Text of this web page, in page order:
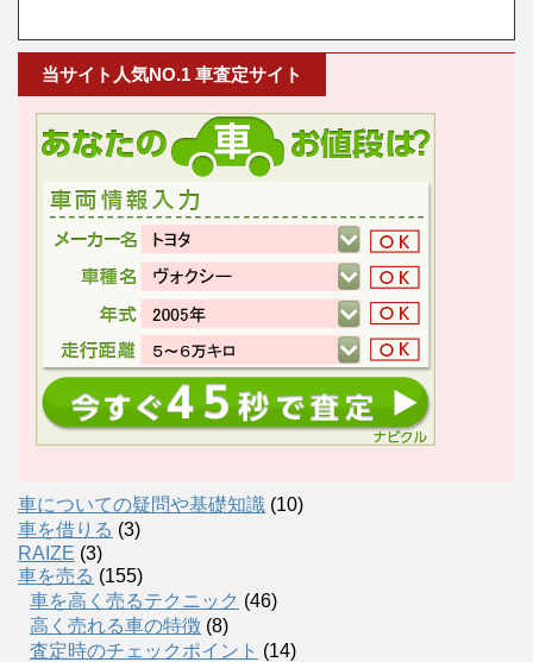
当サイト人気NO.1 車査定サイト
車についての疑問や基礎知識 (10)
車を借りる (3)
RAIZE (3)
車を売る (155)
車を高く売るテクニック (46)
高く売れる車の特徴 (8)
査定時のチェックポイント (14)